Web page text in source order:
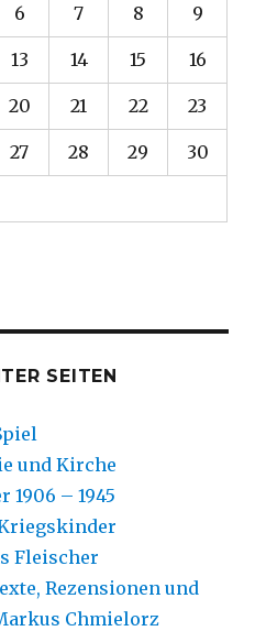
6 7 8 9
13 14 15 16
20 21 22 23
27 28 29 30
SEITEN
und Kirche
– 1945
Fleischer
Rezensionen und
Chmielorz